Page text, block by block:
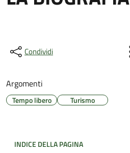
Condividi
Argomenti
Tempo libero Turismo
INDICE DELLA PAGINA